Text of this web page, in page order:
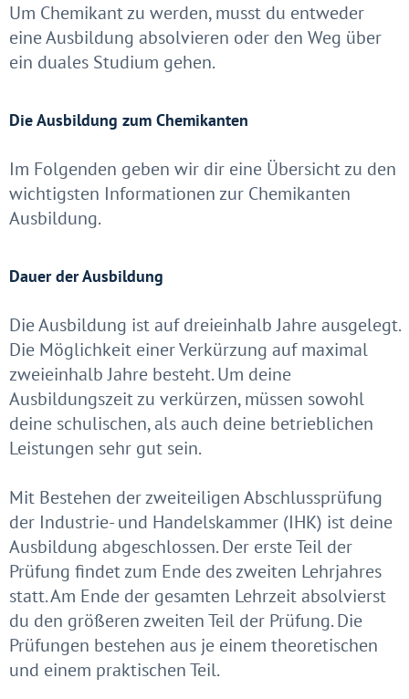
Um Chemikant zu werden, musst du entweder
eine Ausbildung absolvieren oder den Weg über
ein duales Studium gehen.
Die Ausbildung zum Chemikanten
Im Folgenden geben wir dir eine Übersicht zu den
wichtigsten Informationen zur Chemikanten
Ausbildung.
Dauer der Ausbildung
Die Ausbildung ist auf dreieinhalb Jahre ausgelegt.
Die Möglichkeit einer Verkürzung auf maximal
zweieinhalb Jahre besteht. Um deine
Ausbildungszeit zu verkürzen, müssen sowohl
deine schulischen, als auch deine betrieblichen
Leistungen sehr gut sein.
Mit Bestehen der zweiteiligen Abschlussprüfung
der Industrie- und Handelskammer (IHK) ist deine
Ausbildung abgeschlossen. Der erste Teil der
Prüfung findet zum Ende des zweiten Lehrjahres
statt. Am Ende der gesamten Lehrzeit absolvierst
du den größeren zweiten Teil der Prüfung. Die
Prüfungen bestehen aus je einem theoretischen
und einem praktischen Teil.